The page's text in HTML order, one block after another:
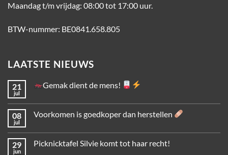
Maandag t/m vrijdag: 08:00 tot 17:00 uur.
BTW-nummer: BE0841.658.805
LAATSTE NIEUWS
21
jul
Gemak dient de mens!
08
jul
Voorkomen is goedkoper dan herstellen
29
jun
Picknicktafel Silvie komt tot haar recht!